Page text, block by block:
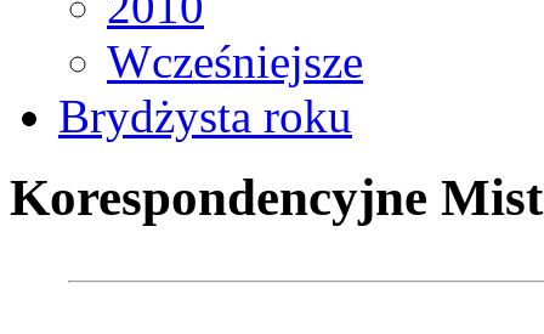
Wcześniejsze
Brydżysta roku
Korespondencyjne